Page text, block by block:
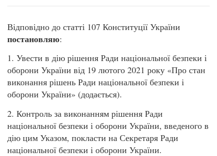
Відповідно до статті 107 Конституції України
постановляю:
1. Увести в дію рішення Ради національної безпеки і
оборони України від 19 лютого 2021 року «Про стан
виконання рішень Ради національної безпеки і
оборони України» (додається).
2. Контроль за виконанням рішення Ради
національної безпеки і оборони України, введеного в
дію цим Указом, покласти на Секретаря Ради
національної безпеки і оборони України.